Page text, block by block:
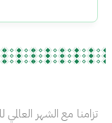
تزامنا مع الشهر